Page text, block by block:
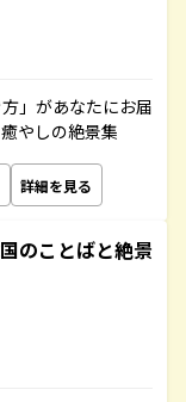
」があなたにお届
やしの絶景集
詳細を見る
のことばと絶景